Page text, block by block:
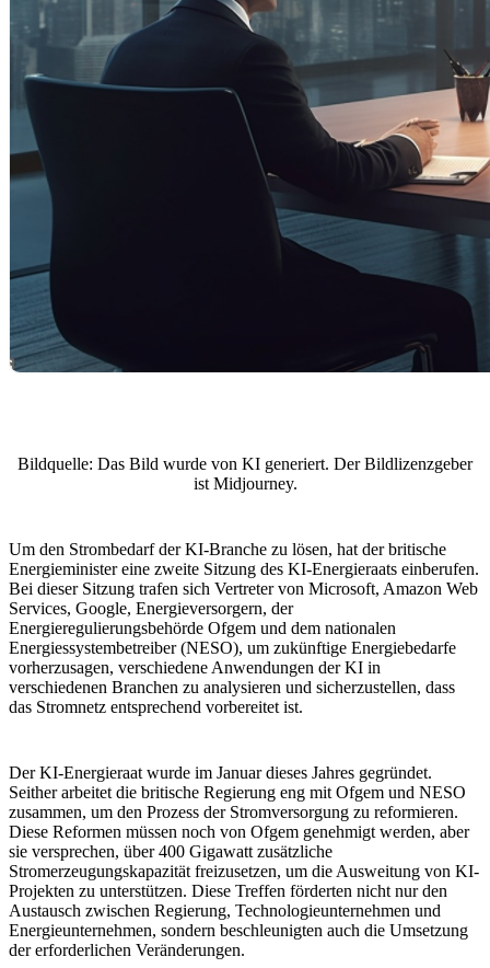
Bildquelle: Das Bild wurde von KI generiert. Der Bildlizenzgeber
ist Midjourney.
Um den Strombedarf der KI-Branche zu lösen, hat der britische
Energieminister eine zweite Sitzung des KI-Energieraats einberufen.
Bei dieser Sitzung trafen sich Vertreter von Microsoft, Amazon Web
Services, Google, Energieversorgern, der
Energieregulierungsbehörde Ofgem und dem nationalen
Energiessystembetreiber (NESO), um zukünftige Energiebedarfe
vorherzusagen, verschiedene Anwendungen der KI in
verschiedenen Branchen zu analysieren und sicherzustellen, dass
das Stromnetz entsprechend vorbereitet ist.
Der KI-Energieraat wurde im Januar dieses Jahres gegründet.
Seither arbeitet die britische Regierung eng mit Ofgem und NESO
zusammen, um den Prozess der Stromversorgung zu reformieren.
Diese Reformen müssen noch von Ofgem genehmigt werden, aber
sie versprechen, über 400 Gigawatt zusätzliche
Stromerzeugungskapazität freizusetzen, um die Ausweitung von KI-
Projekten zu unterstützen. Diese Treffen förderten nicht nur den
Austausch zwischen Regierung, Technologieunternehmen und
Energieunternehmen, sondern beschleunigten auch die Umsetzung
der erforderlichen Veränderungen.